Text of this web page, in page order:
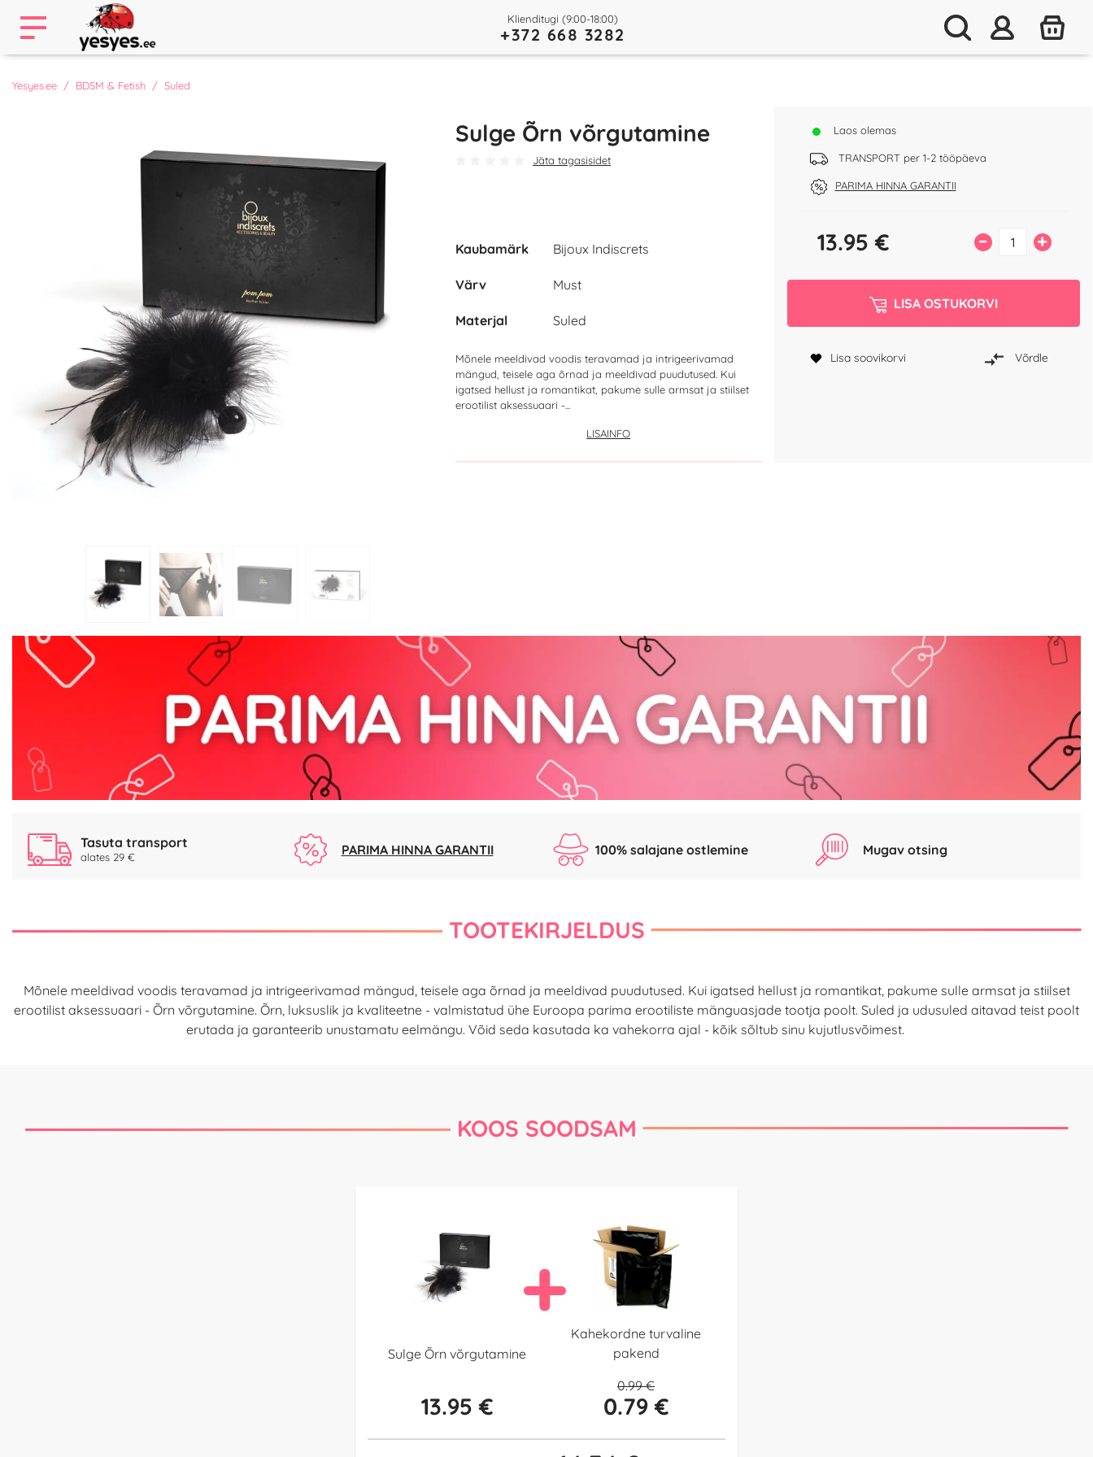
Klienditugi (9:00-18:00)
+372 668 3282
Yesyes.ee BDSM & Fetish Suled
Sulge Õrn võrgutamine
Jäta tagasisidet
Laos olemas
TRANSPORT per 1-2 tööpäeva
PARIMA HINNA GARANTII
Kaubamärk Bijoux Indiscrets
Värv Must
Materjal Suled
Mõnele meeldivad voodis teravamad ja intrigeerivamad
mängud, teisele aga õrnad ja meeldivad puudutused. Kui
igatsed hellust ja romantikat, pakume sulle armsat ja stiilset
erootilist aksessuaari -...
LISAINFO
13.95 € – +
LISA OSTUKORVI
Lisa soovikorvi Võrdle
Tasuta transport
alates 29 € PARIMA HINNA GARANTII 100% salajane ostlemine Mugav otsing
TOOTEKIRJELDUS
Mõnele meeldivad voodis teravamad ja intrigeerivamad mängud, teisele aga õrnad ja meeldivad puudutused. Kui igatsed hellust ja romantikat, pakume sulle armsat ja stiilset
erootilist aksessuaari - Õrn võrgutamine. Õrn, luksuslik ja kvaliteetne - valmistatud ühe Euroopa parima erootiliste mänguasjade tootja poolt. Suled ja udusuled aitavad teist poolt
erutada ja garanteerib unustamatu eelmängu. Võid seda kasutada ka vahekorra ajal - kõik sõltub sinu kujutlusvõimest.
KOOS SOODSAM
Sulge Õrn võrgutamine
13.95 €
Kahekordne turvaline
pakend
0.99 €
0.79 €